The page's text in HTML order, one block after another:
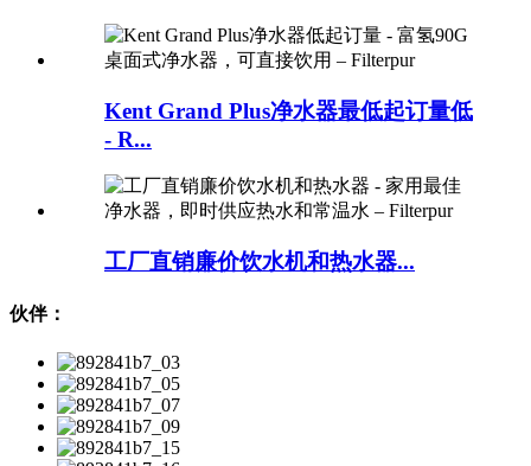
Kent Grand Plus净水器最低起订量低
- R...
工厂直销廉价饮水机和热水器...
伙伴：